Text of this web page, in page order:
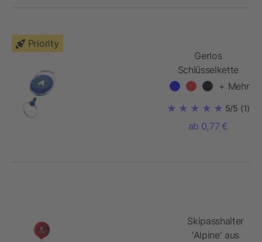
Priority
Gerlos
Schlüsselkette
mit Rollerclip
+ Mehr
5/5 (1)
ab 0,77 €
Skipasshalter
'Alpine' aus